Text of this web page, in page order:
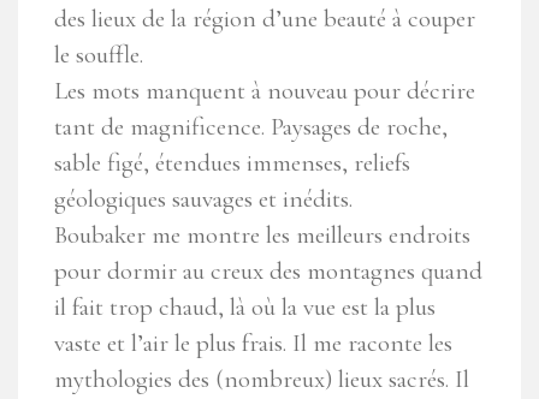
des lieux de la région d’une beauté à couper
le souffle.
Les mots manquent à nouveau pour décrire
tant de magnificence. Paysages de roche,
sable figé, étendues immenses, reliefs
géologiques sauvages et inédits.
Boubaker me montre les meilleurs endroits
pour dormir au creux des montagnes quand
il fait trop chaud, là où la vue est la plus
vaste et l’air le plus frais. Il me raconte les
mythologies des (nombreux) lieux sacrés. Il